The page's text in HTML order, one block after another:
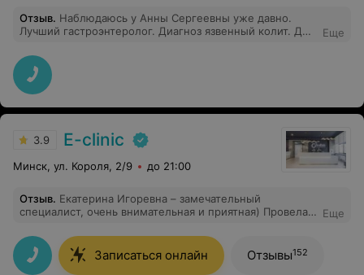
Отзыв. Наблюдаюсь у Анны Сергеевны уже давно.
Лучший гастроэнтеролог. Диагноз язвенный колит. До
четко и по делу.
Еще
3.9 E-clinic
Минск, ул. Короля, 2/9 до 21:00
Отзыв. Екатерина Игоревна – замечательный
специалист, очень внимательная и приятная) Провела
довольна, обязательно буду обращаться по
необходимости!
Еще
Записаться онлайн Отзывы152